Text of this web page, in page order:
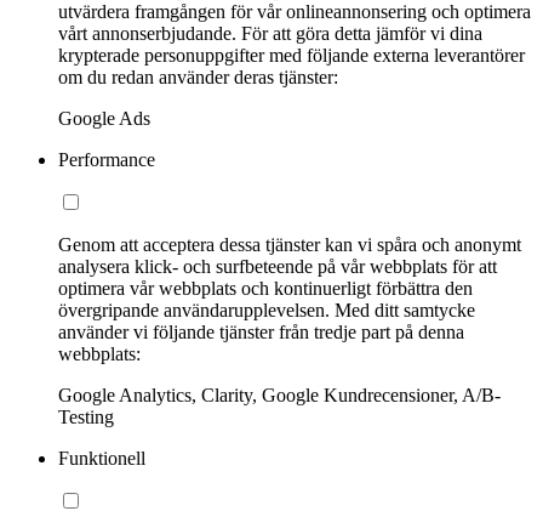
utvärdera framgången för vår onlineannonsering och optimera
vårt annonserbjudande. För att göra detta jämför vi dina
krypterade personuppgifter med följande externa leverantörer
om du redan använder deras tjänster:
Google Ads
Performance
Genom att acceptera dessa tjänster kan vi spåra och anonymt
analysera klick- och surfbeteende på vår webbplats för att
optimera vår webbplats och kontinuerligt förbättra den
övergripande användarupplevelsen. Med ditt samtycke
använder vi följande tjänster från tredje part på denna
webbplats:
Google Analytics, Clarity, Google Kundrecensioner, A/B-
Testing
Funktionell